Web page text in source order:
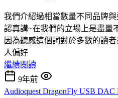
我們介紹過相當數量不同品牌
認真講~在我們的立場上是盡量
因為聽感這個詞對於多數的讀
人偏好
繼續閱讀
9年前
Audioquest DragonFly USB